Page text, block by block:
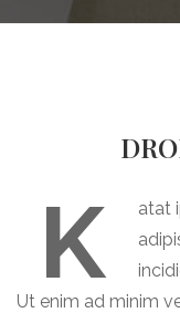
K
atat
Ut enim ad minim